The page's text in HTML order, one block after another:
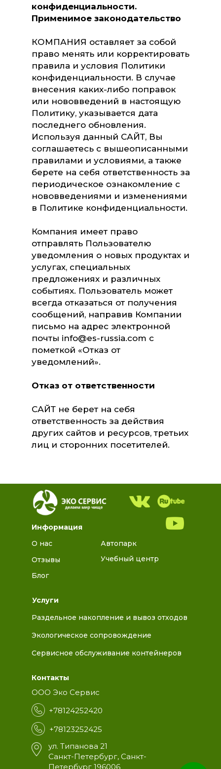
конфиденциальности.
Применимое законодательство
КОМПАНИЯ оставляет за собой
право менять или корректировать
правила и условия Политики
конфиденциальности. В случае
внесения каких-либо поправок
или нововведений в настоящую
Политику, указывается дата
последнего обновления.
Используя данный САЙТ, Вы
соглашаетесь с вышеописанными
правилами и условиями, а также
берете на себя ответственность за
периодическое ознакомление с
нововведениями и изменениями
в Политике конфиденциальности.
Компания имеет право
отправлять Пользователю
уведомления о новых продуктах и
услугах, специальных
предложениях и различных
событиях. Пользователь может
всегда отказаться от получения
сообщений, направив Компании
письмо на адрес электронной
почты info@es-russia.com с
пометкой «Отказ от
уведомлений».
Отказ от ответственности
САЙТ не берет на себя
ответственность за действия
других сайтов и ресурсов, третьих
лиц и сторонних посетителей.
Услуги
Контакты
Раздельное накопление и вывоз отходов
Экологическое сопровождение
Информация
Отзывы
О нас
Автопарк
Учебный центр
ул. Типанова 21
Санкт-Петербург, Санкт-
Петербург 196006
ООО Эко Сервис
Блог
Сервисное обслуживание контейнеров
+78124252420
+78123252425